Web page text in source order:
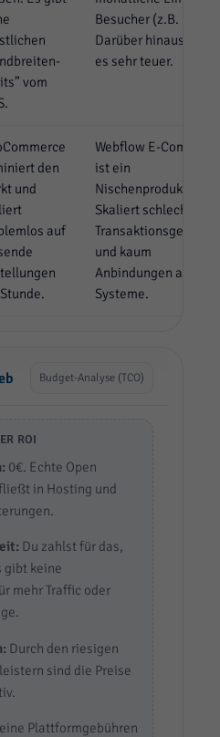
vom
Besucher (z.B. 250k).
Darüber hinaus wird
es sehr teuer.
den
und
auf
Webflow E-
ist ein
Nischenprodukt.
Skaliert schlecht, hat
und kaum
Anbindungen an
Systeme.
Budget-Analyse (TCO)
ROI
0€. Echte Open
in Hosting und
Du zahlst für das,
gibt keine
mehr Traffic oder
Durch den riesigen
sind die Preise
Plattformgebühren